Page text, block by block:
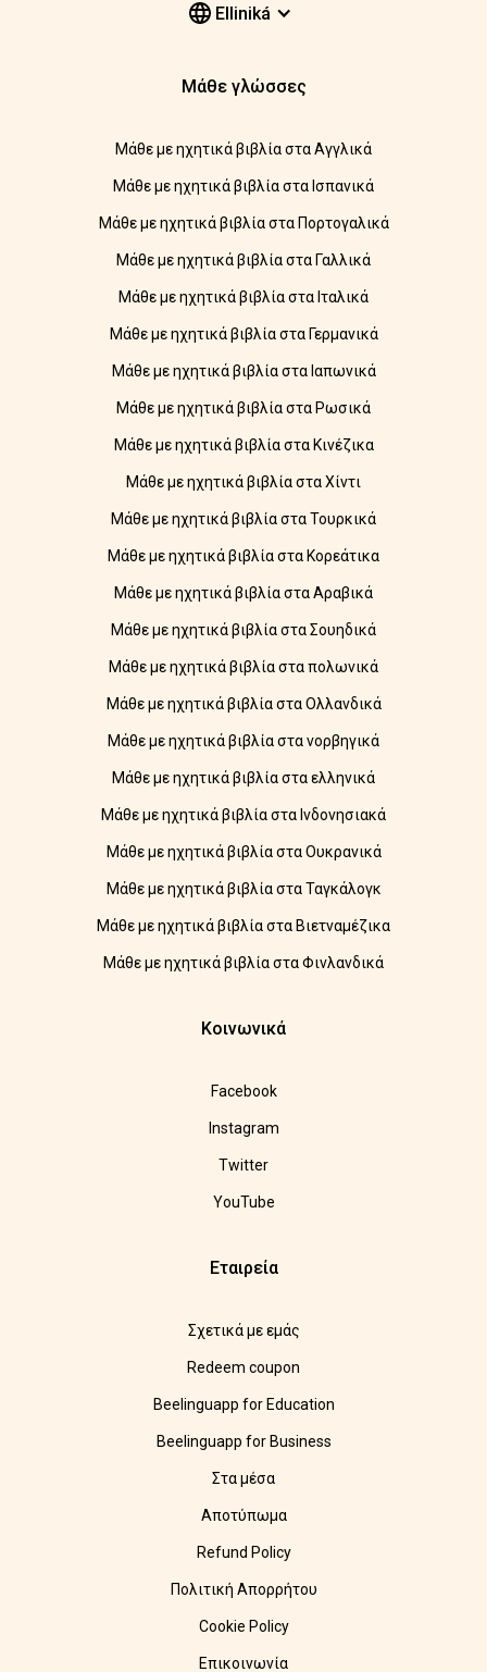
Elliniká
Μάθε γλώσσες
Μάθε με ηχητικά βιβλία στα Αγγλικά
Μάθε με ηχητικά βιβλία στα Ισπανικά
Μάθε με ηχητικά βιβλία στα Πορτογαλικά
Μάθε με ηχητικά βιβλία στα Γαλλικά
Μάθε με ηχητικά βιβλία στα Ιταλικά
Μάθε με ηχητικά βιβλία στα Γερμανικά
Μάθε με ηχητικά βιβλία στα Ιαπωνικά
Μάθε με ηχητικά βιβλία στα Ρωσικά
Μάθε με ηχητικά βιβλία στα Κινέζικα
Μάθε με ηχητικά βιβλία στα Χίντι
Μάθε με ηχητικά βιβλία στα Τουρκικά
Μάθε με ηχητικά βιβλία στα Κορεάτικα
Μάθε με ηχητικά βιβλία στα Αραβικά
Μάθε με ηχητικά βιβλία στα Σουηδικά
Μάθε με ηχητικά βιβλία στα πολωνικά
Μάθε με ηχητικά βιβλία στα Ολλανδικά
Μάθε με ηχητικά βιβλία στα νορβηγικά
Μάθε με ηχητικά βιβλία στα ελληνικά
Μάθε με ηχητικά βιβλία στα Ινδονησιακά
Μάθε με ηχητικά βιβλία στα Ουκρανικά
Μάθε με ηχητικά βιβλία στα Ταγκάλογκ
Μάθε με ηχητικά βιβλία στα Βιετναμέζικα
Μάθε με ηχητικά βιβλία στα Φινλανδικά
Κοινωνικά
Facebook
Instagram
Twitter
YouTube
Εταιρεία
Σχετικά με εμάς
Redeem coupon
Beelinguapp for Education
Beelinguapp for Business
Στα μέσα
Αποτύπωμα
Refund Policy
Πολιτική Απορρήτου
Cookie Policy
Επικοινωνία